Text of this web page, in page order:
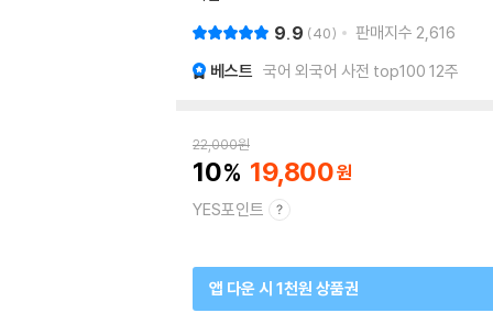
9.9 40 판매지수 2,616
베스트 국어 외국어 사전 top100 12주
22,000원
10 19,800
YES포인트
앱 다운 시 1천원 상품권